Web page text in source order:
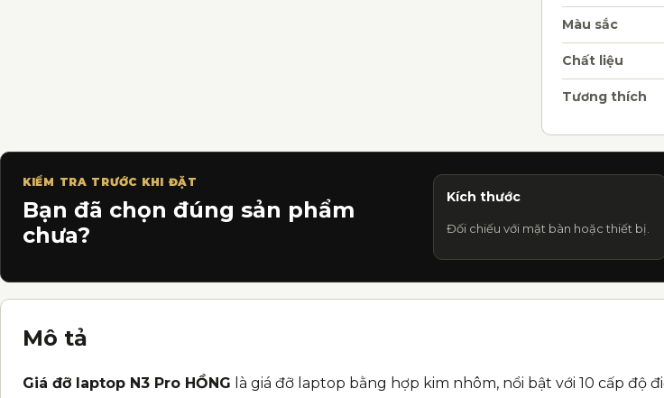
Màu sắc
Chất liệu
Tương thích
KIỂM TRA TRƯỚC KHI ĐẶT
Bạn đã chọn đúng sản phẩm
chưa?
Kích thước
Đối chiếu với mặt bàn hoặc thiết bị.
Mô tả
Giá đỡ laptop N3 Pro HỒNG là giá đỡ laptop bằng hợp kim nhôm, nổi bật với 10 cấp độ